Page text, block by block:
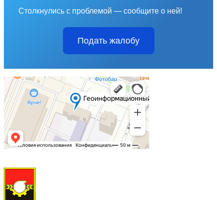
Столкнулись с проблемой — сообщите о ней!
Подать жалобу